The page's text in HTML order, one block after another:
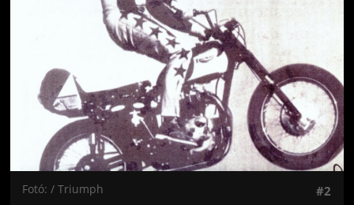
Fotó: / Triumph #2